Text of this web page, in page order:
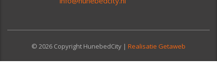
© 2026 Copyright HunebedCity | Realisatie Getaweb